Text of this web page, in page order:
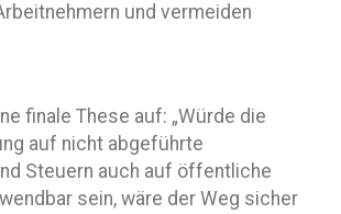
und vermeiden
finale These auf: „Würde die
auf nicht abgeführte
Steuern auch auf öffentliche
sein, wäre der Weg sicher